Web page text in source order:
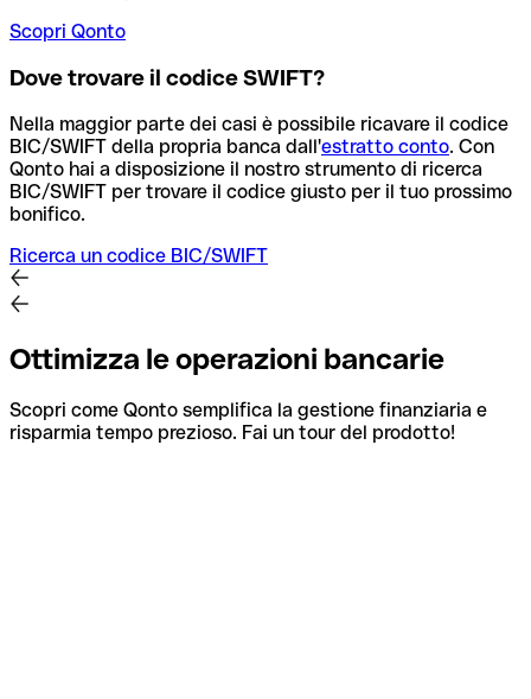
Scopri Qonto
Dove trovare il codice SWIFT?
Nella maggior parte dei casi è possibile ricavare il codice
BIC/SWIFT della propria banca dall'estratto conto. Con
Qonto hai a disposizione il nostro strumento di ricerca
BIC/SWIFT per trovare il codice giusto per il tuo prossimo
bonifico.
Ricerca un codice BIC/SWIFT
Ottimizza le operazioni bancarie
Scopri come Qonto semplifica la gestione finanziaria e
risparmia tempo prezioso. Fai un tour del prodotto!